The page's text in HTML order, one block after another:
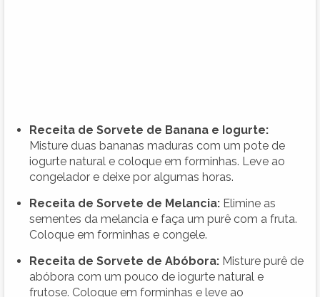
Receita de Sorvete de Banana e Iogurte:
Misture duas bananas maduras com um pote de
iogurte natural e coloque em forminhas. Leve ao
congelador e deixe por algumas horas.
Receita de Sorvete de Melancia: Elimine as
sementes da melancia e faça um purê com a fruta.
Coloque em forminhas e congele.
Receita de Sorvete de Abóbora: Misture purê de
abóbora com um pouco de iogurte natural e
frutose. Coloque em forminhas e leve ao